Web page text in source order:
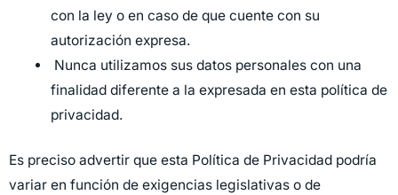
con la ley o en caso de que cuente con su
autorización expresa.
Nunca utilizamos sus datos personales con una
finalidad diferente a la expresada en esta política de
privacidad.
Es preciso advertir que esta Política de Privacidad podría
variar en función de exigencias legislativas o de